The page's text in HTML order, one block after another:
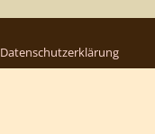
Datenschutzerklärung